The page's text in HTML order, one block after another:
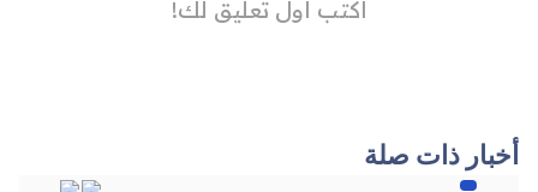
أخبار ذات صلة